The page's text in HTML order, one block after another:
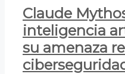
Claude
inteligencia
su amenaza